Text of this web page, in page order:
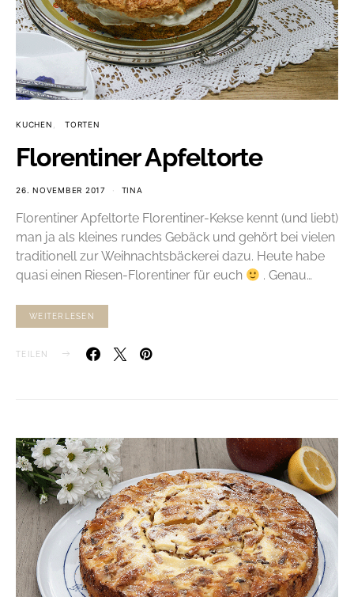
KUCHEN TORTEN
Florentiner Apfeltorte
26. NOVEMBER 2017 TINA
Florentiner Apfeltorte Florentiner-Kekse kennt (und liebt)
man ja als kleines rundes Gebäck und gehört bei vielen
traditionell zur Weihnachtsbäckerei dazu. Heute habe
quasi einen Riesen-Florentiner für euch
. Genau…
WEITERLESEN
TEILEN